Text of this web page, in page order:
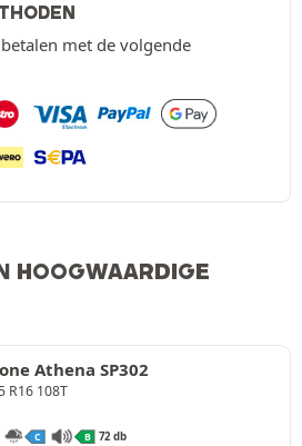
met de volgende
HOOGWAARDIGE
Athena SP302
R16 108T
C B 72 db